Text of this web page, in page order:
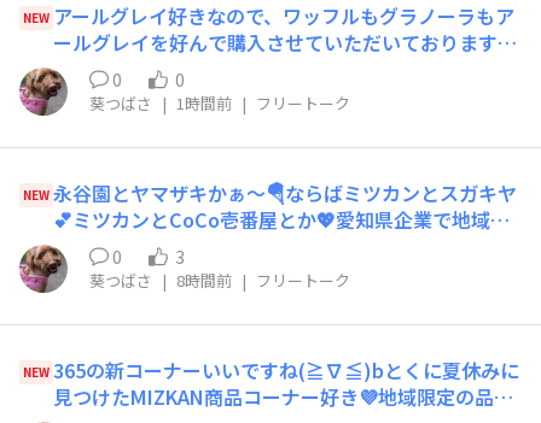
NEW アールグレイ好きなので、ワッフルもグラノーラもア
ールグレイを好んで購入させていただいております
が、バウムにアールグレイが無いので合わないのでし
ょうか？是非、バウムアールグレイを食べてみたいの
であったら嬉しぃなぁ〜🌷
0 0
葵つばさ | 1時間前 | フリートーク
NEW 永谷園とヤマザキかぁ〜🪂ならばミツカンとスガキヤ
💕ミツカンとCoCo壱番屋とか💖愛知県企業で地域限
定で🌺コラボして品物だしてくんないかなぁ🥰
0 3
葵つばさ | 8時間前 | フリートーク
NEW 365の新コーナーいいですね(≧∇≦)bとくに夏休みに
見つけたMIZKAN商品コーナー好き💜地域限定の品物